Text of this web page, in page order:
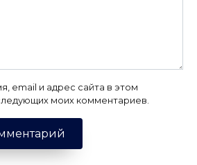
email и адрес сайта в этом
моих комментариев.